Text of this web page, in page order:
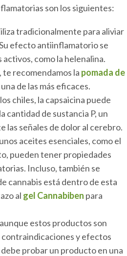
son los siguientes:
tradicionalmente para aliviar
efecto antiinflamatorio se
como la helenalina.
recomendamos la pomada de
de las más eficaces.
chiles, la capsaicina puede
cantidad de sustancia P, un
las señales de dolor al cerebro.
aceites esenciales, como el
pueden tener propiedades
Incluso, también se
cannabis está dentro de esta
al gel Cannabiben para
estos productos son
y efectos
probar un producto en una